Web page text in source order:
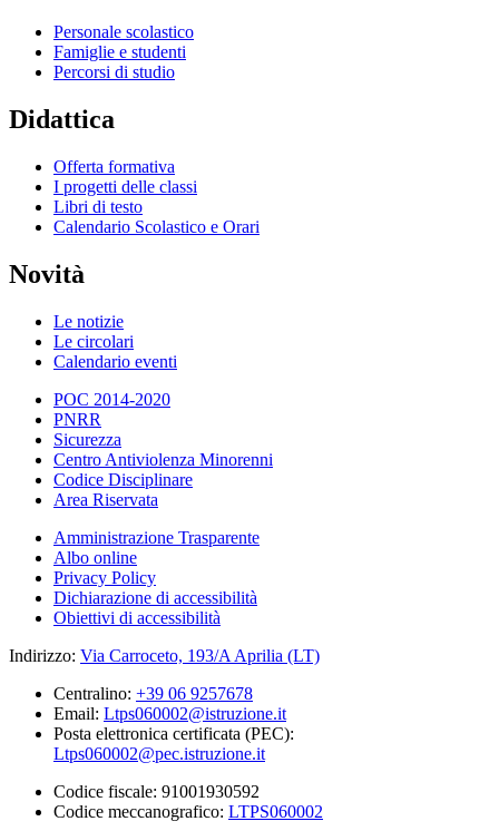
Personale scolastico
Famiglie e studenti
Percorsi di studio
Didattica
Offerta formativa
I progetti delle classi
Libri di testo
Calendario Scolastico e Orari
Novità
Le notizie
Le circolari
Calendario eventi
POC 2014-2020
PNRR
Sicurezza
Centro Antiviolenza Minorenni
Codice Disciplinare
Area Riservata
Amministrazione Trasparente
Albo online
Privacy Policy
Dichiarazione di accessibilità
Obiettivi di accessibilità
Indirizzo: Via Carroceto, 193/A Aprilia (LT)
Centralino: +39 06 9257678
Email: Ltps060002@istruzione.it
Posta elettronica certificata (PEC):
Ltps060002@pec.istruzione.it
Codice fiscale: 91001930592
Codice meccanografico: LTPS060002